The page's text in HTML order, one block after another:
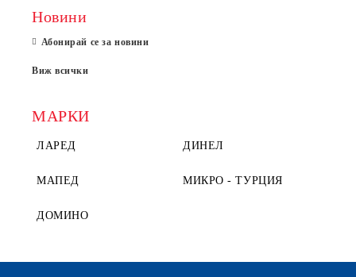
Новини
Абонирай се за новини
Виж всички
МАРКИ
ЛАРЕД ДИНЕЛ
МАПЕД МИКРО - ТУРЦИЯ
ДОМИНО